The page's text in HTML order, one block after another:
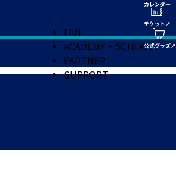
FAN
ACADEMY・SCHOOL
PARTNER
SUPPORT